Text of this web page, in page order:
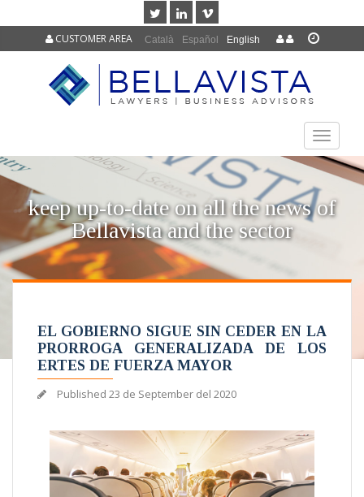
Català Español English
CUSTOMER AREA
TOGGLE
keep up-to-date on all the news of
Bellavista and the sector
EL GOBIERNO SIGUE SIN CEDER EN LA
PRORROGA GENERALIZADA DE LOS
ERTES DE FUERZA MAYOR
Published 23 de September del 2020